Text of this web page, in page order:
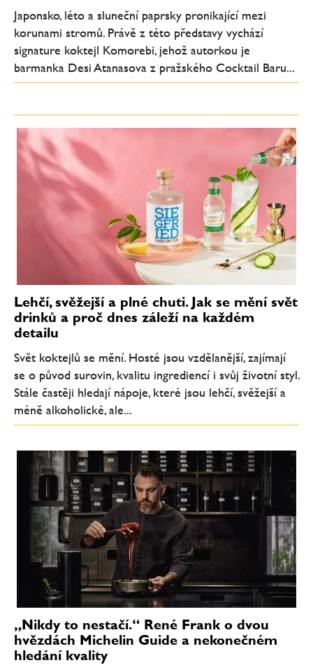
Japonsko, léto a sluneční paprsky pronikající mezi
korunami stromů. Právě z této představy vychází
signature koktejl Komorebi, jehož autorkou je
barmanka Desi Atanasova z pražského Cocktail Baru...
Lehčí, svěžejší a plné chuti. Jak se mění svět
drinků a proč dnes záleží na každém
detailu
Svět koktejlů se mění. Hosté jsou vzdělanější, zajímají
se o původ surovin, kvalitu ingrediencí i svůj životní styl.
Stále častěji hledají nápoje, které jsou lehčí, svěžejší a
méně alkoholické, ale...
„Nikdy to nestačí.“ René Frank o dvou
hvězdách Michelin Guide a nekonečném
hledání kvality